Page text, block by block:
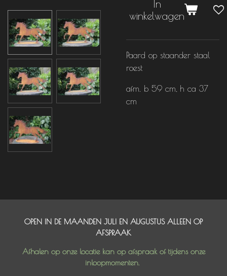
In
winkelwagen
Paard op staander staal
roest
afm. b 59 cm, h ca 37
cm
OPEN IN DE MAANDEN JULI EN AUGUSTUS ALLEEN OP
AFSPRAAK
Afhalen op onze locatie kan op afspraak of tijdens onze
inloopmomenten.